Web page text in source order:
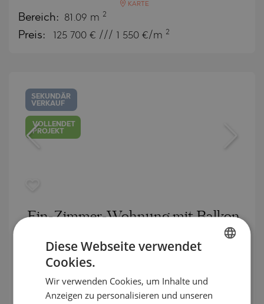
KARTE
Bereich: 81.09 m 2
Preis: 125 700 € /// 1 550 €/m 2
SEKUNDÄR
VERKAUF
VOLLENDET
PROJEKT
Ein-Zimmer-Wohnung mit Balkon
im englischen Hofstil in Bansko, nur
wenige Meter vom Skilift entfernt
2
ENGLISH
Diese Webseite verwendet
Cookies.
Wir verwenden Cookies, um Inhalte und
Anzeigen zu personalisieren und unseren